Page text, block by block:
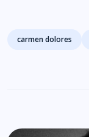
Tags
carmen dolores